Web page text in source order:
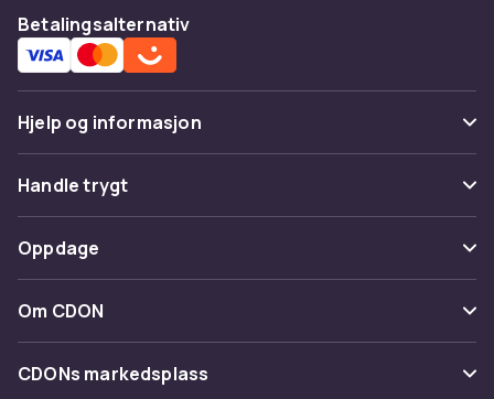
Under en blazer
ogskjørt.
Kjøp på CDON
Utforsktopperog
Betalingsalternativ
Hjelp og informasjon
Vanlige spørsmål
Spor pakke
Angre & returner her
Kontakt oss
Handle trygt
Betaling
Levering
Tilbakekallinger
Oppdage
Kategorier
Varemerker
Om CDON
Om oss
CDONs markedsplass